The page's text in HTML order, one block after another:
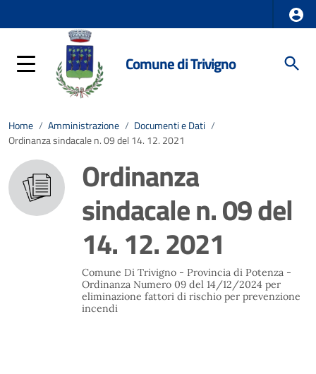
Comune di Trivigno
Home / Amministrazione / Documenti e Dati /
Ordinanza sindacale n. 09 del 14. 12. 2021
Ordinanza
sindacale n. 09 del
14. 12. 2021
Comune Di Trivigno - Provincia di Potenza -
Ordinanza Numero 09 del 14/12/2024 per
eliminazione fattori di rischio per prevenzione
incendi